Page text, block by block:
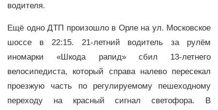
водителя.
Ещё одно ДТП произошло в Орле на ул. Московское
шоссе в 22:15. 21-летний водитель за рулём
иномарки «Шкода рапид» сбил 13-летнего
велосипедиста, который справа налево пересекал
проезжую часть по регулируемому пешеходному
переходу на красный сигнал светофора. В